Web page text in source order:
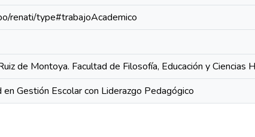
renati/type#trabajoAcademico
de Montoya. Facultad de Filosofía, Educación y Ciencias
en Gestión Escolar con Liderazgo Pedagógico